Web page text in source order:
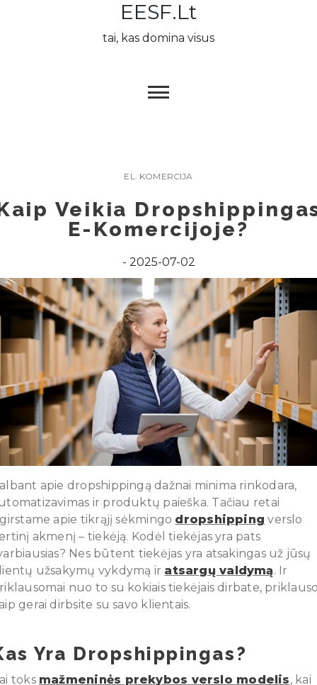
EESF.lt
tai, kas domina visus
EL. KOMERCIJA
Veikia
E-Komercijoje?
2025-07-02
apie dropshippingą dažnai minima rinkodara,
ir produktų paieška. Tačiau retai
apie tikrąjį sėkmingo dropshipping verslo
akmenį – tiekėją. Kodėl tiekėjas yra pats
Nes būtent tiekėjas yra atsakingas už jūsų
užsakymų vykdymą ir atsargų valdymą. Ir
nuo to su kokiais tiekėjais dirbate,
gerai dirbsite su savo klientais.
Yra Dropshippingas?
toks mažmeninės prekybos verslo modelis, kai